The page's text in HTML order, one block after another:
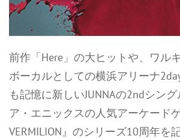
前作「Here」の大ヒットや、ワル
ボーカルとしての横浜アリーナ
も記憶に新しいJUNNAの2ndシン
ア・エニックスの人気アーケード
VERMILION』のシリーズ10周年を